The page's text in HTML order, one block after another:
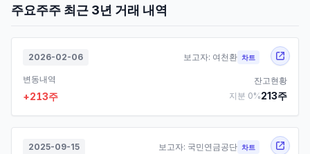
주요주주 최근 3년 거래 내역
2026-02-06 보고자: 여천환 차트
변동내역
+213주
잔고현황
지분 0%213주
2025-09-15 보고자: 국민연금공단 차트